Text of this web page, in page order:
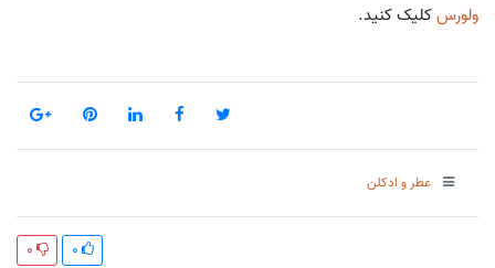
ولورسکلیک کنید.
عطر و ادکلن